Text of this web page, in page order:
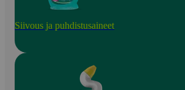
Siivous ja puhdistusaineet